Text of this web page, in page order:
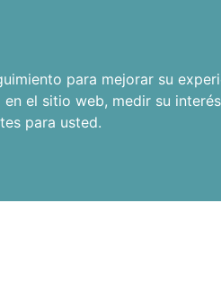
para mejorar su
en el sitio web, medir su
para usted.